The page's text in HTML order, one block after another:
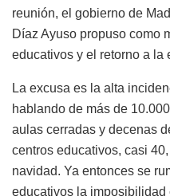
reunión, el gobierno de
Díaz Ayuso propuso como
educativos y el retorno a la
La excusa es la alta
hablando de más de
aulas cerradas y decenas
centros educativos, casi
navidad. Ya entonces se
educativos la